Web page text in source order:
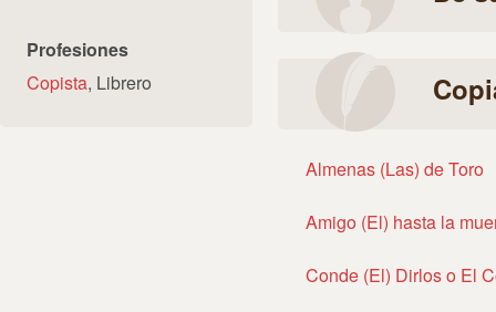
Profesiones
Copista, Librero
Almenas (Las) de Toro
Amigo (El) hasta la
Conde (El) Dirlos o El